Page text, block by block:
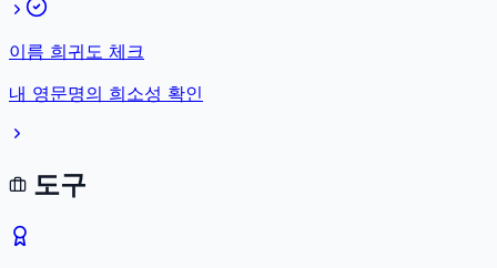
이름 희귀도 체크
내 영문명의 희소성 확인
도구